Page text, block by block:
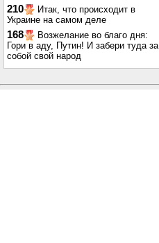
210
Итак, что происходит в
Украине на самом деле
168
Возжелание во благо дня:
Гори в аду, Путин! И забери туда за
собой свой народ